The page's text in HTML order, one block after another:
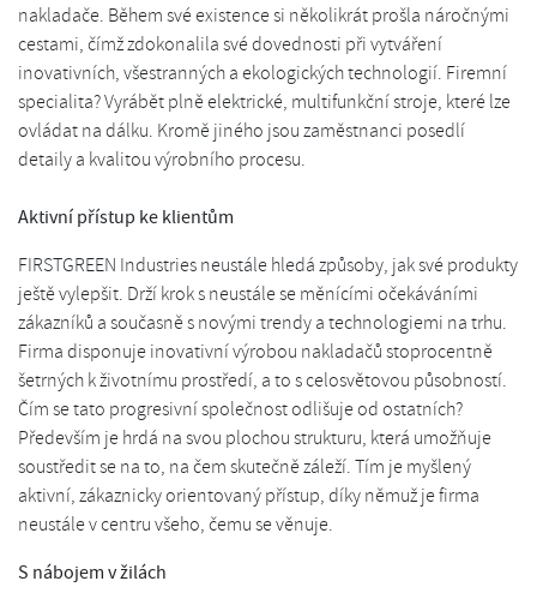
nakladače. Během své existence si několikrát prošla náročnými
cestami, čímž zdokonalila své dovednosti při vytváření
inovativních, všestranných a ekologických technologií. Firemní
specialita? Vyrábět plně elektrické, multifunkční stroje, které lze
ovládat na dálku. Kromě jiného jsou zaměstnanci posedlí
detaily a kvalitou výrobního procesu.
Aktivní přístup ke klientům
FIRSTGREEN Industries neustále hledá způsoby, jak své produkty
ještě vylepšit. Drží krok s neustále se měnícími očekáváními
zákazníků a současně s novými trendy a technologiemi na trhu.
Firma disponuje inovativní výrobou nakladačů stoprocentně
šetrných k životnímu prostředí, a to s celosvětovou působností.
Čím se tato progresivní společnost odlišuje od ostatních?
Především je hrdá na svou plochou strukturu, která umožňuje
soustředit se na to, na čem skutečně záleží. Tím je myšlený
aktivní, zákaznicky orientovaný přístup, díky němuž je firma
neustále v centru všeho, čemu se věnuje.
S nábojem v žilách